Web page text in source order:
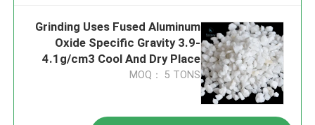
Grinding Uses Fused Aluminum
Oxide Specific Gravity 3.9-
4.1g/cm3 Cool And Dry Place
Storage Conditions
MOQ： 5 TONS